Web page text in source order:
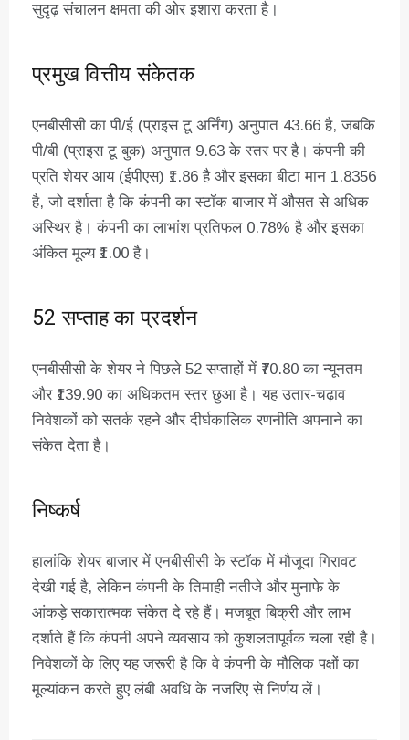
सुदृढ़ संचालन क्षमता की ओर इशारा करता है।
प्रमुख वित्तीय संकेतक
एनबीसीसी का पी/ई (प्राइस टू अर्निंग) अनुपात 43.66 है, जबकि
पी/बी (प्राइस टू बुक) अनुपात 9.63 के स्तर पर है। कंपनी की
प्रति शेयर आय (ईपीएस) ₹1.86 है और इसका बीटा मान 1.8356
है, जो दर्शाता है कि कंपनी का स्टॉक बाजार में औसत से अधिक
अस्थिर है। कंपनी का लाभांश प्रतिफल 0.78% है और इसका
अंकित मूल्य ₹1.00 है।
52 सप्ताह का प्रदर्शन
एनबीसीसी के शेयर ने पिछले 52 सप्ताहों में ₹70.80 का न्यूनतम
और ₹139.90 का अधिकतम स्तर छुआ है। यह उतार-चढ़ाव
निवेशकों को सतर्क रहने और दीर्घकालिक रणनीति अपनाने का
संकेत देता है।
निष्कर्ष
हालांकि शेयर बाजार में एनबीसीसी के स्टॉक में मौजूदा गिरावट
देखी गई है, लेकिन कंपनी के तिमाही नतीजे और मुनाफे के
आंकड़े सकारात्मक संकेत दे रहे हैं। मजबूत बिक्री और लाभ
दर्शाते हैं कि कंपनी अपने व्यवसाय को कुशलतापूर्वक चला रही है।
निवेशकों के लिए यह जरूरी है कि वे कंपनी के मौलिक पक्षों का
मूल्यांकन करते हुए लंबी अवधि के नजरिए से निर्णय लें।